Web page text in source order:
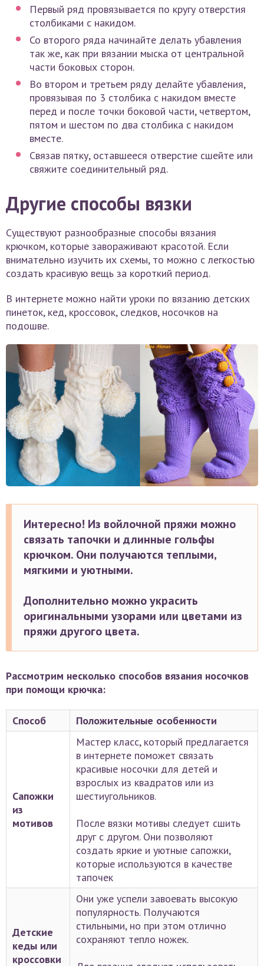
Первый ряд провязывается по кругу отверстия
столбиками с накидом.
Со второго ряда начинайте делать убавления
так же, как при вязании мыска от центральной
части боковых сторон.
Во втором и третьем ряду делайте убавления,
провязывая по 3 столбика с накидом вместе
перед и после точки боковой части, четвертом,
пятом и шестом по два столбика с накидом
вместе.
Связав пятку, оставшееся отверстие сшейте или
свяжите соединительный ряд.
Другие способы вязки
Существуют разнообразные способы вязания
крючком, которые завораживают красотой. Если
внимательно изучить их схемы, то можно с легкостью
создать красивую вещь за короткий период.
В интернете можно найти уроки по вязанию детских
пинеток, кед, кроссовок, следков, носочков на
подошве.
Интересно! Из войлочной пряжи можно
связать тапочки и длинные гольфы
крючком. Они получаются теплыми,
мягкими и уютными.
Дополнительно можно украсить
оригинальными узорами или цветами из
пряжи другого цвета.
Рассмотрим несколько способов вязания носочков
при помощи крючка:
Способ Положительные особенности
Сапожки
из
мотивов
Мастер класс, который предлагается
в интернете поможет связать
красивые носочки для детей и
взрослых из квадратов или из
шестиугольников.
После вязки мотивы следует сшить
друг с другом. Они позволяют
создать яркие и уютные сапожки,
которые используются в качестве
тапочек
Детские
кеды или
кроссовки
Они уже успели завоевать высокую
популярность. Получаются
стильными, но при этом отлично
сохраняют тепло ножек.